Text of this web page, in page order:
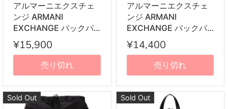
アルマーニエクスチェ
ンジ ARMANI
EXCHANGE バックパ
ック 952336 CC124
43084 リュックサック
¥15,900
売り切れ
アルマーニエクスチェ
ンジ ARMANI
EXCHANGE バックパ
ック 952339 CC350
00020 リュックサック
ブラック
¥14,400
売り切れ
Sold Out Sold Out